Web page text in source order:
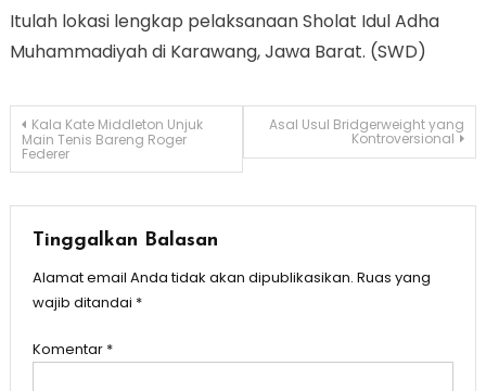
Itulah lokasi lengkap pelaksanaan Sholat Idul Adha
Muhammadiyah di Karawang, Jawa Barat. (SWD)
Navigasi
pos
Kala Kate Middleton Unjuk
Main Tenis Bareng Roger
Federer
Asal Usul Bridgerweight yang
Kontroversional
Tinggalkan Balasan
Alamat email Anda tidak akan dipublikasikan. Ruas yang
wajib ditandai *
Komentar *